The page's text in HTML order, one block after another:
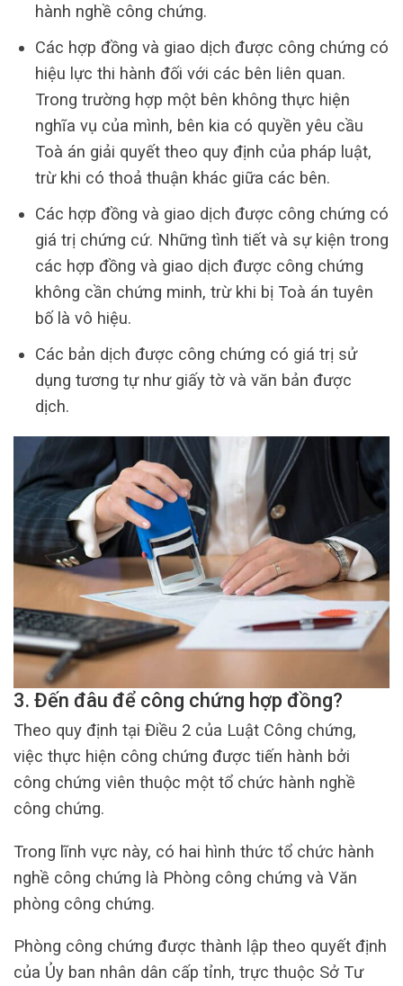
hành nghề công chứng.
Các hợp đồng và giao dịch được công chứng có
hiệu lực thi hành đối với các bên liên quan.
Trong trường hợp một bên không thực hiện
nghĩa vụ của mình, bên kia có quyền yêu cầu
Toà án giải quyết theo quy định của pháp luật,
trừ khi có thoả thuận khác giữa các bên.
Các hợp đồng và giao dịch được công chứng có
giá trị chứng cứ. Những tình tiết và sự kiện trong
các hợp đồng và giao dịch được công chứng
không cần chứng minh, trừ khi bị Toà án tuyên
bố là vô hiệu.
Các bản dịch được công chứng có giá trị sử
dụng tương tự như giấy tờ và văn bản được
dịch.
3. Đến đâu để công chứng hợp đồng?
Theo quy định tại Điều 2 của Luật Công chứng,
việc thực hiện công chứng được tiến hành bởi
công chứng viên thuộc một tổ chức hành nghề
công chứng.
Trong lĩnh vực này, có hai hình thức tổ chức hành
nghề công chứng là Phòng công chứng và Văn
phòng công chứng.
Phòng công chứng được thành lập theo quyết định
của Ủy ban nhân dân cấp tỉnh, trực thuộc Sở Tư